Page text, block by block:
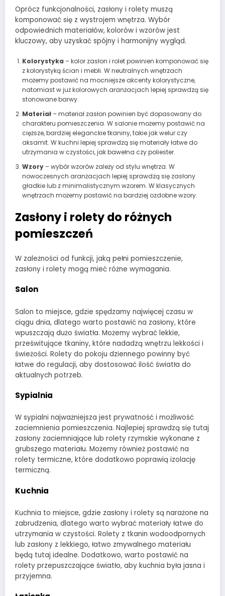
Oprócz funkcjonalności, zasłony i rolety muszą
komponować się z wystrojem wnętrza. Wybór
odpowiednich materiałów, kolorów i wzorów jest
kluczowy, aby uzyskać spójny i harmonijny wygląd.
Kolorystyka – kolor zasłon i rolet powinien komponować się
z kolorystyką ścian i mebli. W neutralnych wnętrzach
możemy postawić na mocniejsze akcenty kolorystyczne,
natomiast w już kolorowych aranżacjach lepiej sprawdzą się
stonowane barwy.
Materiał– materiał zasłon powinien być dopasowany do
charakteru pomieszczenia. W salonie możemy postawić na
cięższe, bardziej eleganckie tkaniny, takie jak welur czy
aksamit. W kuchni lepiej sprawdzą się materiały łatwe do
utrzymania w czystości, jak bawełna czy poliester.
Wzory– wybór wzorów zależy od stylu wnętrza. W
nowoczesnych aranżacjach lepiej sprawdzą się zasłony
gładkie lub z minimalistycznym wzorem. W klasycznych
wnętrzach możemy postawić na bardziej ozdobne wzory.
Zasłony i rolety do różnych
pomieszczeń
W zależności od funkcji, jaką pełni pomieszczenie,
zasłony i rolety mogą mieć różne wymagania.
Salon
Salon to miejsce, gdzie spędzamy najwięcej czasu w
ciągu dnia, dlatego warto postawić na zasłony, które
wpuszczają dużo światła. Możemy wybrać lekkie,
prześwitujące tkaniny, które nadadzą wnętrzu lekkości i
świeżości. Rolety do pokoju dziennego powinny być
łatwe do regulacji, aby dostosować ilość światła do
aktualnych potrzeb.
Sypialnia
W sypialni najważniejsza jest prywatność i możliwość
zaciemnienia pomieszczenia. Najlepiej sprawdzą się tutaj
zasłony zaciemniające lub rolety rzymskie wykonane z
grubszego materiału. Możemy również postawić na
rolety termiczne, które dodatkowo poprawią izolację
termiczną.
Kuchnia
Kuchnia to miejsce, gdzie zasłony i rolety są narażone na
zabrudzenia, dlatego warto wybrać materiały łatwe do
utrzymania w czystości. Rolety z tkanin wodoodpornych
lub zasłony z lekkiego, łatwo zmywalnego materiału
będą tutaj idealne. Dodatkowo, warto postawić na
rolety przepuszczające światło, aby kuchnia była jasna i
przyjemna.